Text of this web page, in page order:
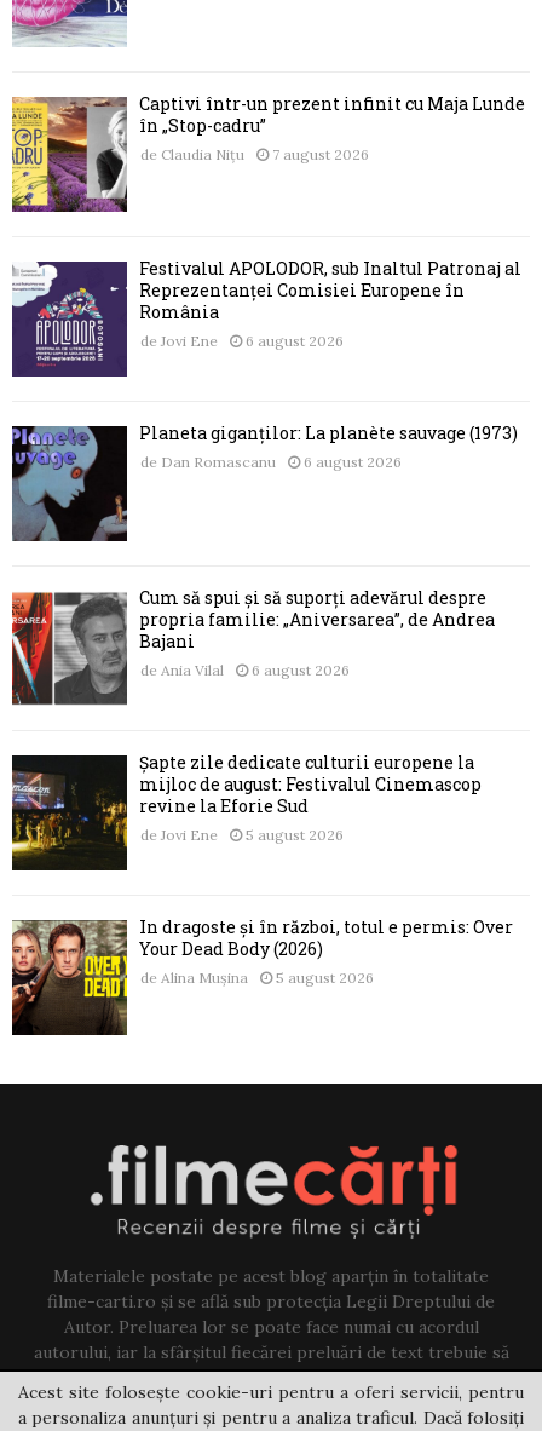
Captivi într-un prezent infinit cu Maja Lunde
în „Stop-cadru”
de Claudia Nițu 7 august 2026
Festivalul APOLODOR, sub Înaltul Patronaj al
Reprezentanței Comisiei Europene în
România
de Jovi Ene 6 august 2026
Planeta giganților: La planète sauvage (1973)
de Dan Romascanu 6 august 2026
Cum să spui și să suporți adevărul despre
propria familie: „Aniversarea”, de Andrea
Bajani
de Ania Vilal 6 august 2026
Șapte zile dedicate culturii europene la
mijloc de august: Festivalul Cinemascop
revine la Eforie Sud
de Jovi Ene 5 august 2026
În dragoste și în război, totul e permis: Over
Your Dead Body (2026)
de Alina Mușina 5 august 2026
Materialele postate pe acest blog aparțin în totalitate
filme-carti.ro și se află sub protecția Legii Dreptului de
Autor. Preluarea lor se poate face numai cu acordul
autorului, iar la sfârșitul fiecărei preluări de text trebuie să
existe un link către acest blog.
Contact us:jovi@filme-carti.ro
Acest site folosește cookie-uri pentru a oferi servicii, pentru
a personaliza anunțuri și pentru a analiza traficul. Dacă folosiți